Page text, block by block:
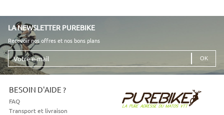
LA NEWSLETTER PUREBIKE
Recevoir nos offres et nos bons plans
Votre
e-
mail
BESOIN D'AIDE ?
FAQ
Transport et livraison